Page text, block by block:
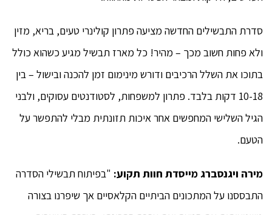
סדרת התבשילים החדשה מציעה פתרון קולינרי טעים, בריא, מזין
ולא פחות חשוב מכך – מהיר! כל מארז תבשיל מגיע כשהוא כולל
בתוכו את השלל הרכיבים ודורש מינימום זמן להכנה ובישול – בין
10-18 דקות בלבד. פתרון למשפחות, לסטודנטים עסוקים, ולבני
הגיל השלישי המחפשים אחר איכות תזונתית מבלי להתפשר על
הטעם.
מירה ויגנסברגמייסדת חוות תקוע: "בפיתוח תבשילי הסדרה
התבססנו על המתכונים הביתיים הקלאסיים אך שיפרנו בצורה